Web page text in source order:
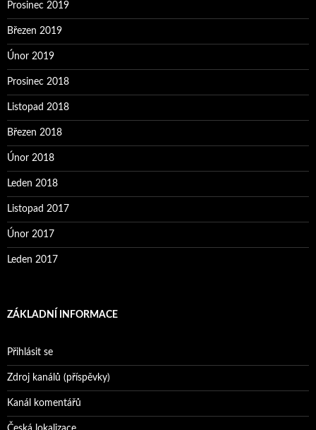
Prosinec 2019
Březen 2019
Únor 2019
Prosinec 2018
Listopad 2018
Březen 2018
Únor 2018
Leden 2018
Listopad 2017
Únor 2017
Leden 2017
ZÁKLADNÍ INFORMACE
Přihlásit se
Zdroj kanálů (příspěvky)
Kanál komentářů